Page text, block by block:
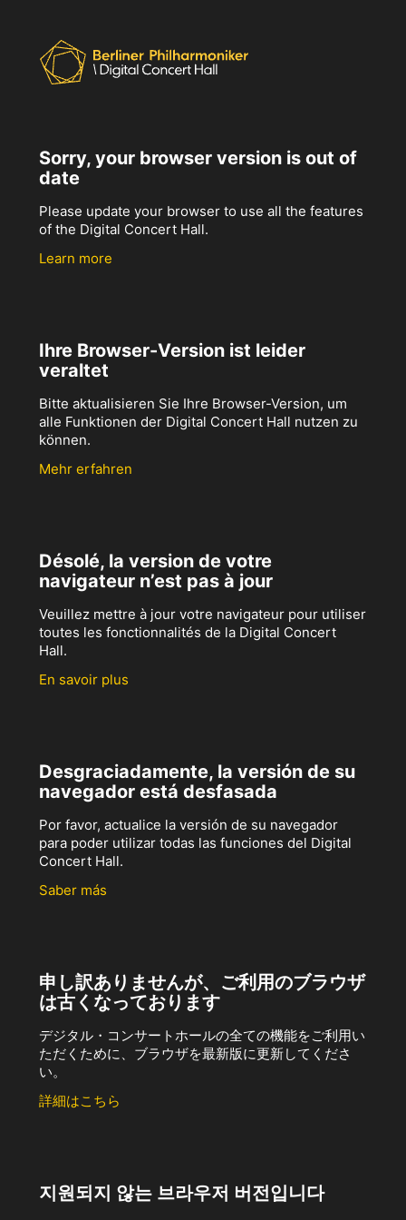
Sorry, your browser version is out of
date
Please update your browser to use all the features
of the Digital Concert Hall.
Learn more
Ihre Browser-Version ist leider
veraltet
Bitte aktualisieren Sie Ihre Browser-Version, um
alle Funktionen der Digital Concert Hall nutzen zu
können.
Mehr erfahren
Désolé, la version de votre
navigateur n’est pas à jour
Veuillez mettre à jour votre navigateur pour utiliser
toutes les fonctionnalités de la Digital Concert
Hall.
En savoir plus
Desgraciadamente, la versión de su
navegador está desfasada
Por favor, actualice la versión de su navegador
para poder utilizar todas las funciones del Digital
Concert Hall.
Saber más
申し訳ありませんが、ご利用のブラウザ
は古くなっております
デジタル・コンサートホールの全ての機能をご利用い
ただくために、ブラウザを最新版に更新してくださ
い。
詳細はこちら
지원되지 않는 브라우저 버전입니다